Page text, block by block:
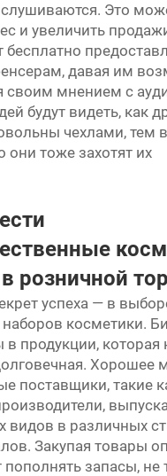
Это
и увеличить
давая им
своим мнением с
будут видеть, как
чехлами, тем
они тоже захотят их
розничной
успеха — в
косметики.
в продукции, которая
Хорошее
поставщики, такие
видов в различных
Закупая товары
запасы, не